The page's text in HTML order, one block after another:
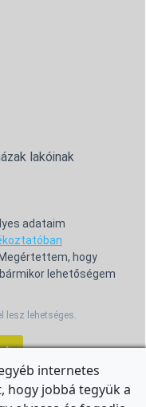
lakóinak
adataim
hogy
lehetőségem
lesz lehetséges.
internetes
hogy jobbá tegyük a